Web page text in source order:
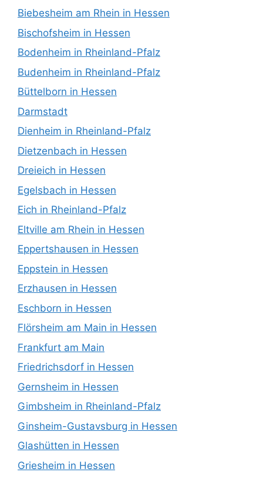
Biebesheim am Rhein in Hessen
Bischofsheim in Hessen
Bodenheim in Rheinland-Pfalz
Budenheim in Rheinland-Pfalz
Büttelborn in Hessen
Darmstadt
Dienheim in Rheinland-Pfalz
Dietzenbach in Hessen
Dreieich in Hessen
Egelsbach in Hessen
Eich in Rheinland-Pfalz
Eltville am Rhein in Hessen
Eppertshausen in Hessen
Eppstein in Hessen
Erzhausen in Hessen
Eschborn in Hessen
Flörsheim am Main in Hessen
Frankfurt am Main
Friedrichsdorf in Hessen
Gernsheim in Hessen
Gimbsheim in Rheinland-Pfalz
Ginsheim-Gustavsburg in Hessen
Glashütten in Hessen
Griesheim in Hessen